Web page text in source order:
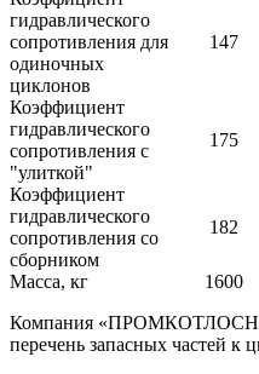
гидравлического
сопротивления для
одиночных
циклонов
147
Коэффициент
гидравлического
сопротивления с
"улиткой"
175
Коэффициент
гидравлического
сопротивления со
сборником
182
Масса, кг
1600
Компания
перечень запасных частей